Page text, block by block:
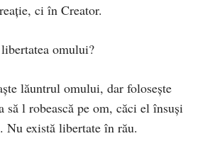
ci în Creator.
omului?
lăuntrul omului, dar foloseşte
să l robească pe om, căci el însuşi
Nu există libertate în rău.